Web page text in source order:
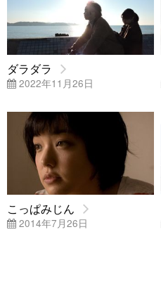
ダラダラ
2022年11月26日
こっぱみじん
2014年7月26日